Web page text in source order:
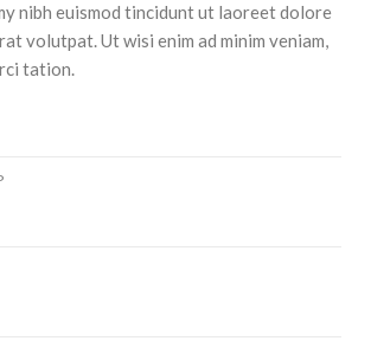
nibh euismod tincidunt ut laoreet dolore
volutpat. Ut wisi enim ad minim veniam,
tation.